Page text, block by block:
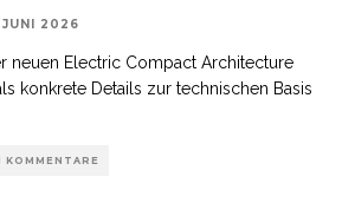
2026
neuen Electric Compact Architecture
konkrete Details zur technischen Basis
KOMMENTARE